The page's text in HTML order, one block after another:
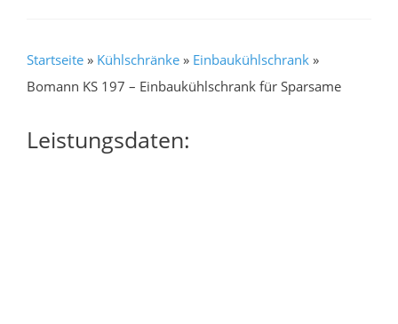
Startseite » Kühlschränke » Einbaukühlschrank »
Bomann KS 197 – Einbaukühlschrank für Sparsame
Leistungsdaten: